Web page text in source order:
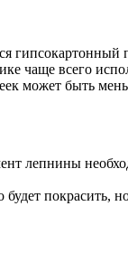
чаще всего
может быть
лепнины
покрасить,